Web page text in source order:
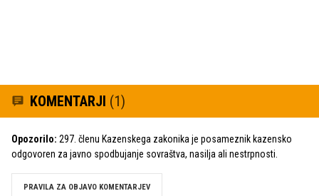
KOMENTARJI (1)
Opozorilo: 297. členu Kazenskega zakonika je posameznik kazensko
odgovoren za javno spodbujanje sovraštva, nasilja ali nestrpnosti.
PRAVILA ZA OBJAVO KOMENTARJEV